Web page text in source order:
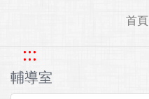
首頁
:::
輔導室